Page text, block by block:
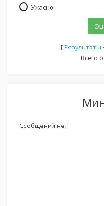
Ужасно
[Результаты ·
Всего